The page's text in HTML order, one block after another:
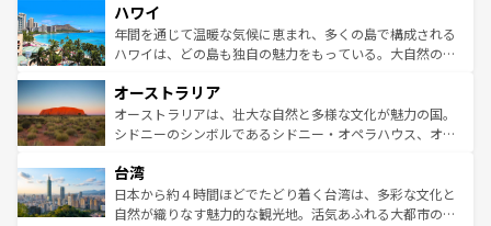
ば市内交通費無料で観光を楽しむこともできる。 なお、新
着のスイス情報はコンテンツ一覧 を参照してほしい。
のような巨大都市は、観光、ショッピング、エンターテイ
ンメントが詰まった刺激的なスポットだ。一方、アメリカ
西部には大自然が広がり、グランドキャニオンやイエロー
部のニューオーリンズでは、音楽と美食が融合した独特の
文化が魅力。旅行者はアメリカの各地域で異なる魅力を楽
しみながら、その多様性と豊かな歴史を感じることができ
ならではの贅沢な旅のスタイルだ。 なお、新着のアメリカ
情報はコンテンツ一覧を参照してほしい。
ハワイ
年間を通じて温暖な気候に恵まれ、多くの島で構成される
ハワイは、どの島も独自の魅力をもっている。大自然の神
ワイ島は見逃せない。また、定番の観光地といえばオアフ
島だが、静かな自然を求めるならマウイ島やカウアイ島が
おすすめ。エメラルドグリーンに輝く海をはじめ、豊かな
れるおもてなしの心で訪れる人々を迎えてくれるハワイの
人々、おいしいローカルフードやハワイアンミュージッ
ク、伝統的なフラダンスなど、すべてがハワイの魅力を彩
オーストラリア
オーストラリアは、壮大な自然と多様な文化が魅力の国。
シドニーのシンボルであるシドニー・オペラハウス、オー
リアリーフや大陸中央部にそびえるウルル（エアーズロッ
ク）、タスマニアの美しい原生林やケアンズの熱帯雨林な
ど、見どころがたくさん。また、カフェやワイン、オージ
台湾
日本から約４時間ほどでたどり着く台湾は、多彩な文化と
自然が織りなす魅力的な観光地。活気あふれる大都市の台